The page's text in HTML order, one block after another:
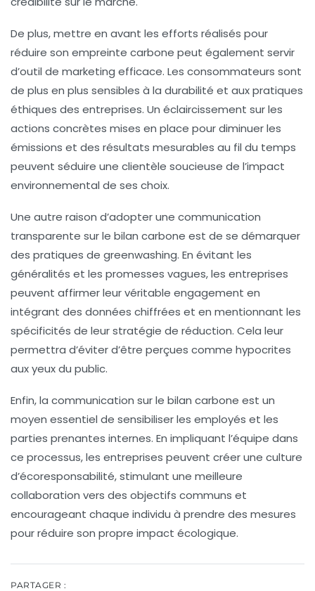
De plus, mettre en avant les efforts réalisés pour
réduire son empreinte carbone peut également servir
d’outil de marketing efficace. Les consommateurs sont
de plus en plus sensibles à la durabilité et aux pratiques
éthiques des entreprises. Un éclaircissement sur les
actions concrètes mises en place pour diminuer les
émissions et des résultats mesurables au fil du temps
peuvent séduire une clientèle soucieuse de l’impact
environnemental de ses choix.
Une autre raison d’adopter une communication
transparente sur le bilan carbone est de se démarquer
des pratiques de greenwashing. En évitant les
généralités et les promesses vagues, les entreprises
peuvent affirmer leur véritable engagement en
intégrant des données chiffrées et en mentionnant les
spécificités de leur stratégie de réduction. Cela leur
permettra d’éviter d’être perçues comme hypocrites
aux yeux du public.
Enfin, la communication sur le bilan carbone est un
moyen essentiel de sensibiliser les employés et les
parties prenantes internes. En impliquant l’équipe dans
ce processus, les entreprises peuvent créer une culture
d’écoresponsabilité, stimulant une meilleure
collaboration vers des objectifs communs et
encourageant chaque individu à prendre des mesures
pour réduire son propre impact écologique.
PARTAGER :